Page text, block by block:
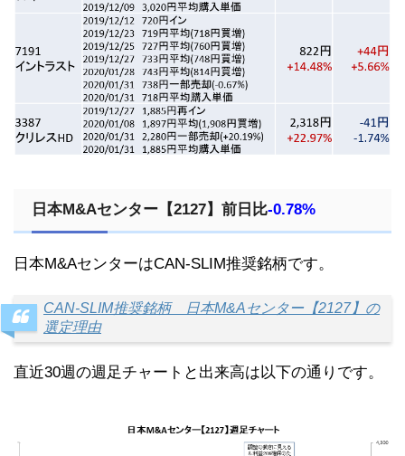
日本M&Aセンター【2127】前日比-0.78%
日本M&AセンターはCAN-SLIM推奨銘柄です。
CAN-SLIM推奨銘柄 日本M&Aセンター【2127】の
選定理由
直近30週の週足チャートと出来高は以下の通りです。